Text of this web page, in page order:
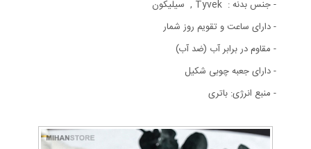
- جنس بدنه : Tyvek , سیلیکون
- دارای ساعت و تقویم روز شمار
- مقاوم در برابر آب (ضد آب)
- دارای جعبه چوبی شکیل
- منبع انرژی: باتری